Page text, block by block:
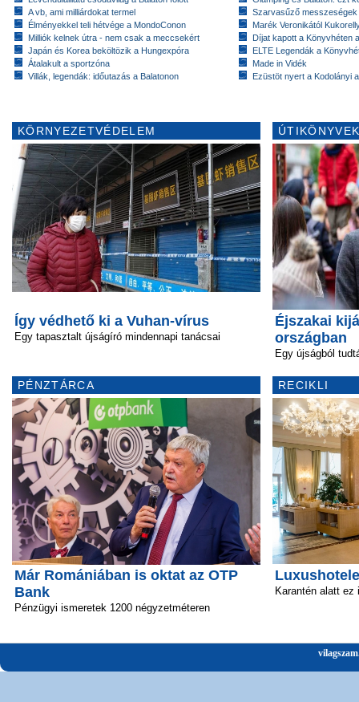
A vb, ami milliárdokat termel
Élményekkel teli hétvége a MondoConon
Milliók kelnek útra - nem csak a meccsekért
Japán és Korea beköltözik a Hungexpóra
Átalakult a sportzóna
Villák, legendák: időutazás a Balatonon
Szarvasűző messzeségek
Marék Veronikától
Díjat kapott a Könyvhéten
ELTE Legendák a
Made in Vidék
Ezüstöt nyert a Kodolányi
KÖRNYEZETVÉDELEM
Így védhető ki a Vuhan-vírus
Egy tapasztalt újságíró mindennapi tanácsai
PÉNZTÁRCA
Már Romániában is oktat az OTP
Bank
Pénzügyi ismeretek 1200 négyzetméteren
Éjszakai
országban
Egy újságból
RECIKLI
Karantén alatt ez